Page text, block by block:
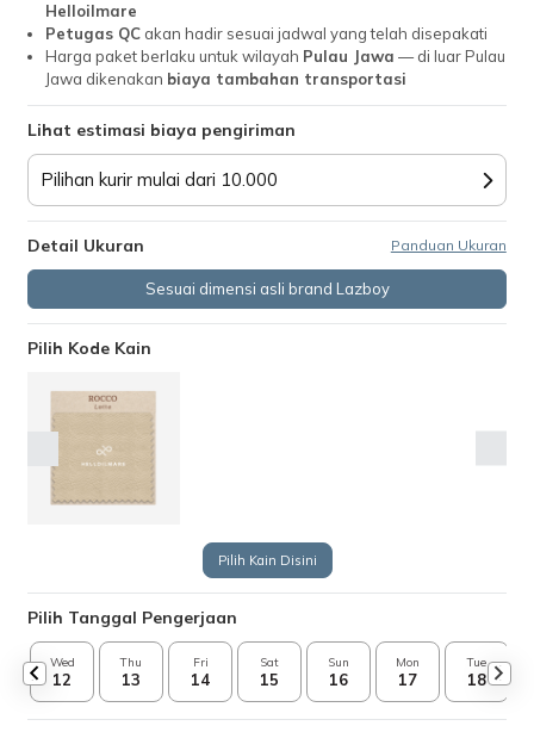
Helloilmare
Petugas QC akan hadir sesuai jadwal yang telah disepakati
Harga paket berlaku untuk wilayah Pulau Jawa — di luar Pulau
Jawa dikenakan biaya tambahan transportasi
Lihat estimasi biaya pengiriman
Pilihan kurir mulai dari 10.000
Detail Ukuran Panduan Ukuran
Sesuai dimensi asli brand Lazboy
Pilih Kode Kain
Pilih Kain Disini
Pilih Tanggal Pengerjaan
Wed
12
Thu
13
Fri
14
Sat
15
Sun
16
Mon
17
Tue
18